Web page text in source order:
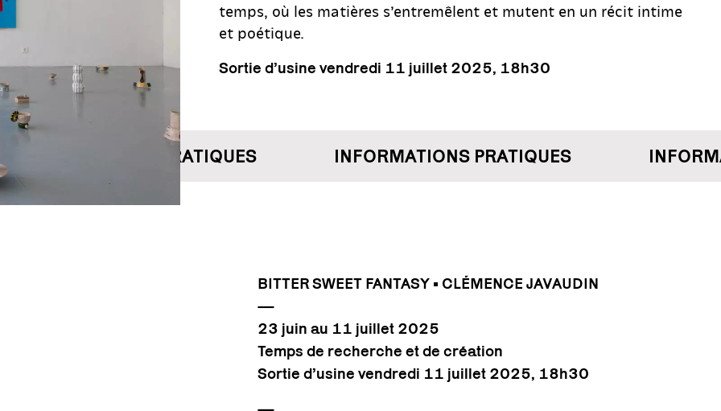
temps, où les matières s’entremêlent et mutent en un récit intime
et poétique.
Sortie d’usine vendredi 11 juillet 2025, 18h30
INFORMATIONS PRATIQUES INFORMATIONS PRATIQUES
BITTER SWEET FANTASY • CLÉMENCE JAVAUDIN
—
23 juin au 11 juillet 2025
Temps de recherche et de création
Sortie d’usine vendredi 11 juillet 2025, 18h30